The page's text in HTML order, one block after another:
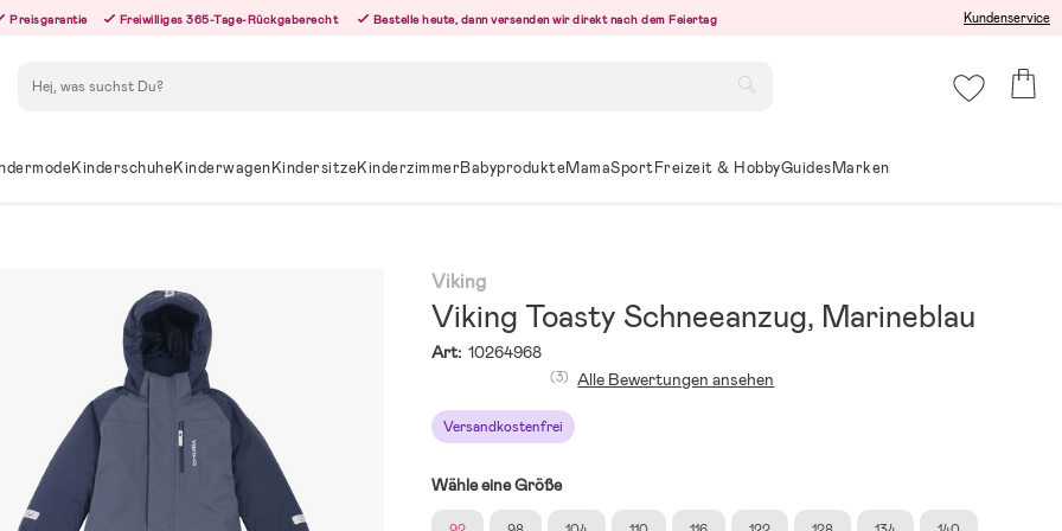
Preisgarantie Freiwilliges 365-Tage-Rückgaberecht Bestelle heute, dann versenden wir direkt nach dem Feiertag Kundenservice
KinderschuheKinderwagenKindersitzeKinderzimmerBabyprodukteMamaSportFreizeit & HobbyGuidesMarken
Viking
Viking Toasty Schneeanzug, Marineblau
Art: 10264968
Versandkostenfrei
(3) Alle Bewertungen ansehen
Wähle eine Größe